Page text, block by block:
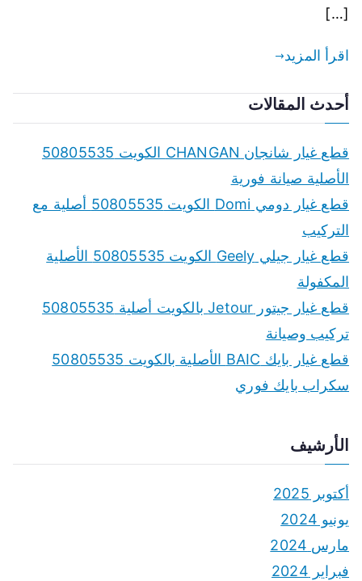
[…]
اقرأ المزيد
أحدث المقالات
قطع غيار شانجان CHANGAN الكويت 50805535
الأصلية صيانة فورية
قطع غيار دومي Domi الكويت 50805535 أصلية مع
التركيب
قطع غيار جيلي Geely الكويت 50805535 الأصلية
المكفولة
قطع غيار جيتور Jetour بالكويت أصلية 50805535
تركيب وصيانة
قطع غيار بايك BAIC الأصلية بالكويت 50805535
سكراب بايك فوري
الأرشيف
أكتوبر 2025
يونيو 2024
مارس 2024
فبراير 2024